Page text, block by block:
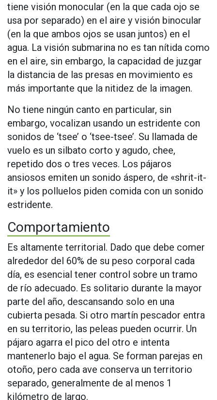
tiene visión monocular (en la que cada ojo se
usa por separado) en el aire y visión binocular
(en la que ambos ojos se usan juntos) en el
agua. La visión submarina no es tan nítida como
en el aire, sin embargo, la capacidad de juzgar
la distancia de las presas en movimiento es
más importante que la nitidez de la imagen.
No tiene ningún canto en particular, sin
embargo, vocalizan usando un estridente con
sonidos de ‘tsee’ o ‘tsee-tsee’. Su llamada de
vuelo es un silbato corto y agudo, chee,
repetido dos o tres veces. Los pájaros
ansiosos emiten un sonido áspero, de «shrit-it-
it» y los polluelos piden comida con un sonido
estridente.
Comportamiento
Es altamente territorial. Dado que debe comer
alrededor del 60% de su peso corporal cada
día, es esencial tener control sobre un tramo
de río adecuado. Es solitario durante la mayor
parte del año, descansando solo en una
cubierta pesada. Si otro martín pescador entra
en su territorio, las peleas pueden ocurrir. Un
pájaro agarra el pico del otro e intenta
mantenerlo bajo el agua. Se forman parejas en
otoño, pero cada ave conserva un territorio
separado, generalmente de al menos 1
kilómetro de largo.